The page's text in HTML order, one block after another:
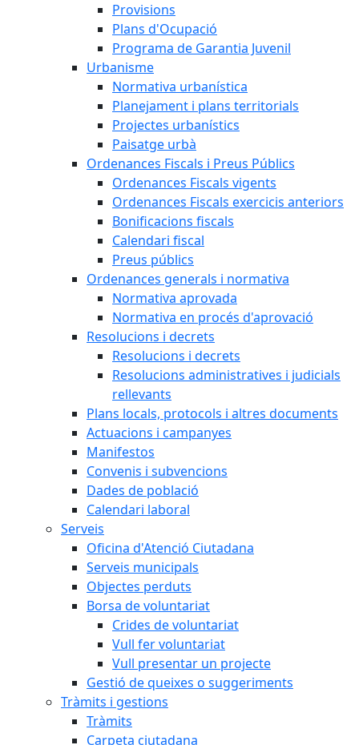
Provisions
Plans d'Ocupació
Programa de Garantia Juvenil
Urbanisme
Normativa urbanística
Planejament i plans territorials
Projectes urbanístics
Paisatge urbà
Ordenances Fiscals i Preus Públics
Ordenances Fiscals vigents
Ordenances Fiscals exercicis anteriors
Bonificacions fiscals
Calendari fiscal
Preus públics
Ordenances generals i normativa
Normativa aprovada
Normativa en procés d'aprovació
Resolucions i decrets
Resolucions i decrets
Resolucions administratives i judicials
rellevants
Plans locals, protocols i altres documents
Actuacions i campanyes
Manifestos
Convenis i subvencions
Dades de població
Calendari laboral
Serveis
Oficina d'Atenció Ciutadana
Serveis municipals
Objectes perduts
Borsa de voluntariat
Crides de voluntariat
Vull fer voluntariat
Vull presentar un projecte
Gestió de queixes o suggeriments
Tràmits i gestions
Tràmits
Carpeta ciutadana